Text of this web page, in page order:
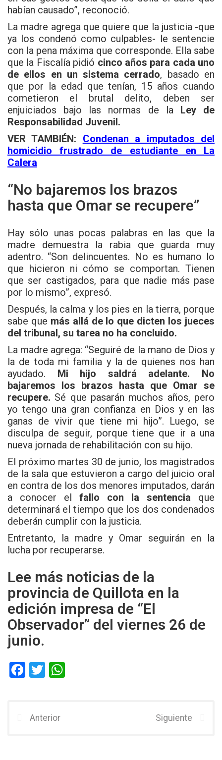
habían causado”, reconoció.
La madre agrega que quiere que la justicia -que
ya los condenó como culpables- le sentencie
con la pena máxima que corresponde. Ella sabe
que la Fiscalía pidió cinco años para cada uno
de ellos en un sistema cerrado, basado en
que por la edad que tenían, 15 años cuando
cometieron el brutal delito, deben ser
enjuiciados bajo las normas de la Ley de
Responsabilidad Juvenil.
VER TAMBIÉN: Condenan a imputados del
homicidio frustrado de estudiante en La
Calera
“No bajaremos los brazos
hasta que Omar se recupere”
Hay sólo unas pocas palabras en las que la
madre demuestra la rabia que guarda muy
adentro. “Son delincuentes. No es humano lo
que hicieron ni cómo se comportan. Tienen
que ser castigados, para que nadie más pase
por lo mismo”, expresó.
Después, la calma y los pies en la tierra, porque
sabe que más allá de lo que dicten los jueces
del tribunal, su tarea no ha concluido.
La madre agrega: “Seguiré de la mano de Dios y
la de toda mi familia y la de quienes nos han
ayudado. Mi hijo saldrá adelante. No
bajaremos los brazos hasta que Omar se
recupere. Sé que pasarán muchos años, pero
yo tengo una gran confianza en Dios y en las
ganas de vivir que tiene mi hijo”. Luego, se
disculpa de seguir, porque tiene que ir a una
nueva jornada de rehabilitación con su hijo.
El próximo martes 30 de junio, los magistrados
de la sala que estuvieron a cargo del juicio oral
en contra de los dos menores imputados, darán
a conocer el fallo con la sentencia que
determinará el tiempo que los dos condenados
deberán cumplir con la justicia.
Entretanto, la madre y Omar seguirán en la
lucha por recuperarse.
Lee más noticias de la
provincia de Quillota en la
edición impresa de “El
Observador” del viernes 26 de
junio.
F
b
T
er
Anterior Siguiente